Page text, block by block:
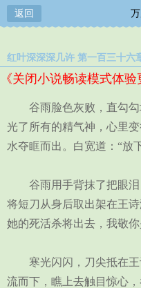
返回
红叶深深深几许 第一百三十六
《关闭小说畅读模式体验
谷雨脸色灰败，直勾勾
光了所有的精气神，心里
水夺眶而出。白宽道：“放
谷雨用手背抹了把眼泪
将短刀从身后取出架在王
她的死活杀将出去，我敬
寒光闪闪，刀尖抵在王
流而下，瞧上去触目惊心